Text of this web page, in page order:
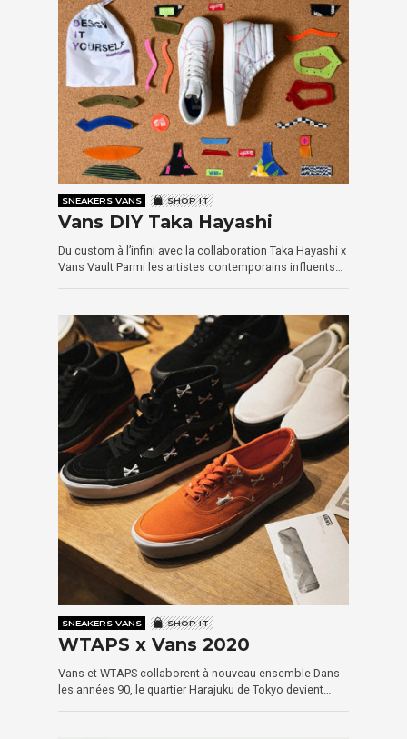
SNEAKERS VANS SHOP IT
Vans DIY Taka Hayashi
Du custom à l’infini avec la collaboration Taka Hayashi x
Vans Vault Parmi les artistes contemporains influents…
SNEAKERS VANS SHOP IT
WTAPS x Vans 2020
Vans et WTAPS collaborent à nouveau ensemble Dans
les années 90, le quartier Harajuku de Tokyo devient…